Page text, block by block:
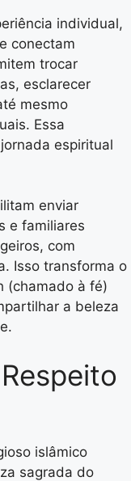
individual,
conectam
trocar
esclarecer
mesmo
Essa
espiritual
enviar
e familiares
com
Isso transforma o
(chamado à fé)
a beleza
islâmico
sagrada do